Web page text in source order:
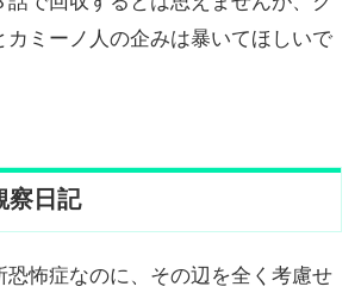
カミーノ人の企みは暴いてほしいで
察日記
恐怖症なのに、その辺を全く考慮せ